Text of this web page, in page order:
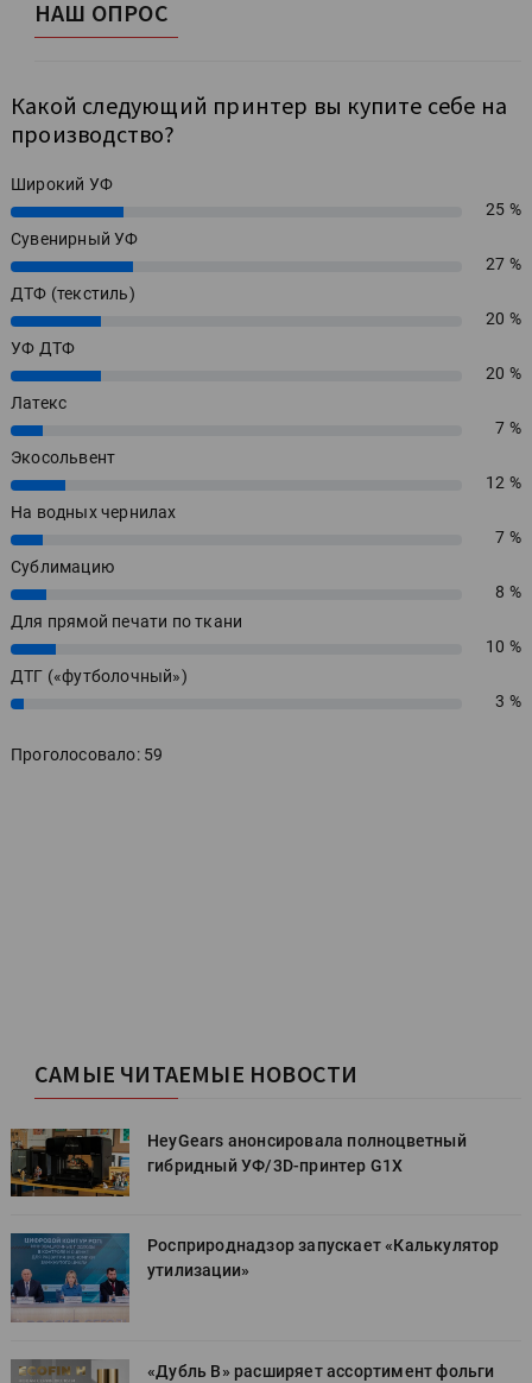
НАШ ОПРОС
Какой следующий принтер вы купите себе на
производство?
Широкий УФ
25%
25 %
Сувенирный УФ
27%
27 %
ДТФ (текстиль)
20%
20 %
УФ ДТФ
20%
20 %
Латекс
7%
7 %
Экосольвент
12%
12 %
На водных чернилах
7%
7 %
Сублимацию
8%
8 %
Для прямой печати по ткани
10%
10 %
ДТГ («футболочный»)
3% 3 %
Проголосовало: 59
САМЫЕ ЧИТАЕМЫЕ НОВОСТИ
HeyGears анонсировала полноцветный
гибридный УФ/3D-принтер G1X
Росприроднадзор запускает «Калькулятор
утилизации»
«Дубль В» расширяет ассортимент фольги